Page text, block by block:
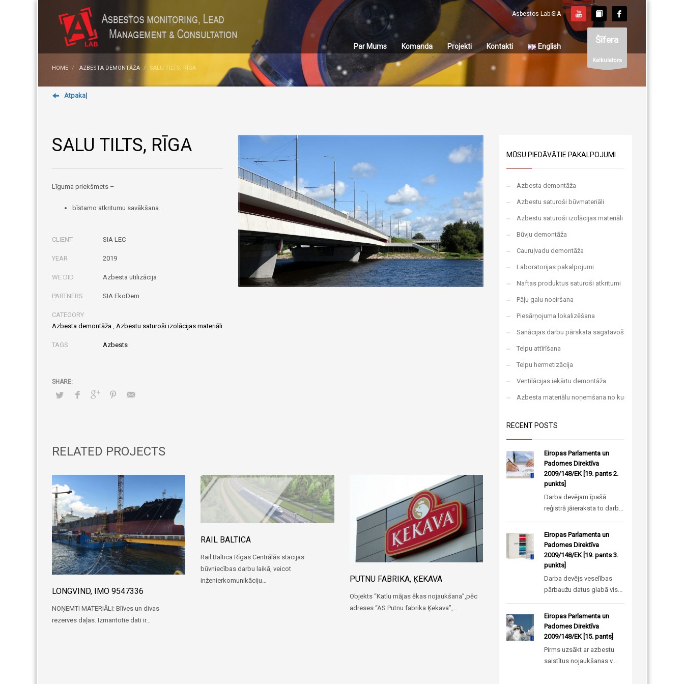
Asbestos Lab SIA
Par Mums Komanda Projekti Kontakti English
Šīfera
Kalkulators
HOME
AZBESTA DEMONTĀŽA SALU TILTS, RĪGA
Atpakaļ
SALU TILTS, RĪGA
Līguma priekšmets –
bīstamo atkritumu savākšana.
CLIENT SIA LEC
YEAR 2019
WE DID Azbesta utilizācija
PARTNERS SIA EkoDem
CATEGORY
Azbesta demontāža , Azbestu saturoši izolācijas materiāli
TAGS Azbests
RELATED PROJECTS
LONGVIND, IMO 9547336
NOŅEMTI MATERIĀLI: Blīves un divas
rezerves daļas. Izmantotie dati ir…
RAIL BALTICA
Rail Baltica Rīgas Centrālās stacijas
būvniecības darbu laikā, veicot
inženierkomunikāciju…
PUTNU FABRIKA, ĶEKAVA
Objekts “Katlu mājas ēkas nojaukšana”,pēc
adreses “AS Putnu fabrika Ķekava”,…
MŪSU PIEDĀVĀTIE PAKALPOJUMI
Azbesta demontāža
Azbestu saturoši būvmateriāli
Azbestu saturoši izolācijas materiāli
Būvju demontāža
Cauruļvadu demontāža
Laboratorijas pakalpojumi
Naftas produktus saturoši atkritumi
Pāļu galu nociršana
Piesārņojuma lokalizēšana
Sanācijas darbu pārskata sagatavošana
Telpu attīrīšana
Telpu hermetizācija
Ventilācijas iekārtu demontāža
Azbesta materiālu noņemšana no kuģa
RECENT POSTS
Eiropas Parlamenta un
Padomes Direktīva
2009/148/EK [19. pants 2.
punkts]
Darba devējam īpašā
reģistrā jāieraksta to darb...
Eiropas Parlamenta un
Padomes Direktīva
2009/148/EK [19. pants 3.
punkts]
Darba devējs veselības
pārbaužu datus glabā vis...
Eiropas Parlamenta un
Padomes Direktīva
2009/148/EK [15. pants]
Pirms uzsākt ar azbestu
saistītus nojaukšanas v...